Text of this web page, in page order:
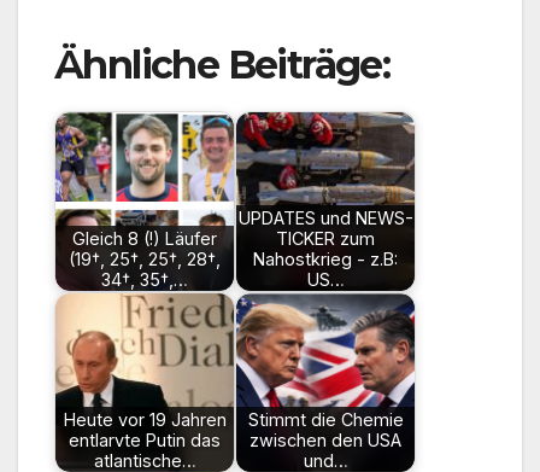
Ähnliche Beiträge:
Gleich 8 (!) Läufer
(19†, 25†, 25†, 28†,
34†, 35†,…
UPDATES und NEWS-
TICKER zum
Nahostkrieg - z.B:
US…
Heute vor 19 Jahren
entlarvte Putin das
atlantische…
Stimmt die Chemie
zwischen den USA
und…